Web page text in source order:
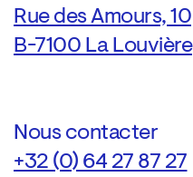
Rue des Amours, 10
B-7100 La Louvière
Nous contacter
+32 (0) 64 27 87 27